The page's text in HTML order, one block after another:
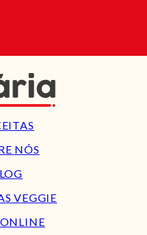
NÓS
VEGGIE